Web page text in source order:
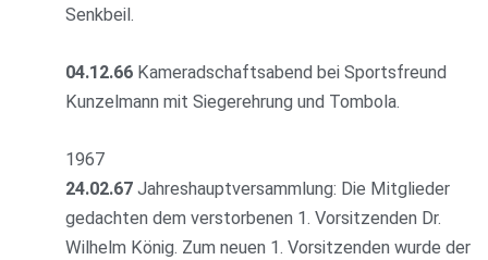
Senkbeil.
04.12.66 Kameradschaftsabend bei Sportsfreund
Kunzelmann mit Siegerehrung und Tombola.
1967
24.02.67 Jahreshauptversammlung: Die Mitglieder
gedachten dem verstorbenen 1. Vorsitzenden Dr.
Wilhelm König. Zum neuen 1. Vorsitzenden wurde der